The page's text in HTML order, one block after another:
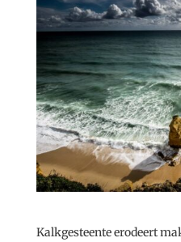
Kalkgesteente erodeert